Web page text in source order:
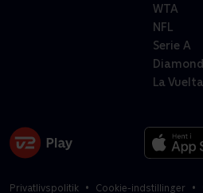
WTA
NFL
Serie A
La Vuelta
Privatlivspolitik Cookie-indstillinger